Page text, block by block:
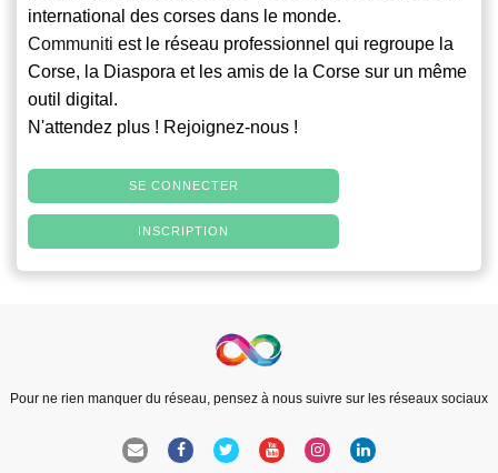
international des corses dans le monde.
Communiti est le réseau professionnel qui regroupe la
Corse, la Diaspora et les amis de la Corse sur un même
outil digital.
N'attendez plus ! Rejoignez-nous !
SE CONNECTER
INSCRIPTION
Pour ne rien manquer du réseau, pensez à nous suivre sur les réseaux sociaux